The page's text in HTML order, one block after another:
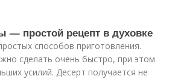
— простой рецепт в духовке
способов приготовления.
сделать очень быстро, при этом
усилий. Десерт получается не